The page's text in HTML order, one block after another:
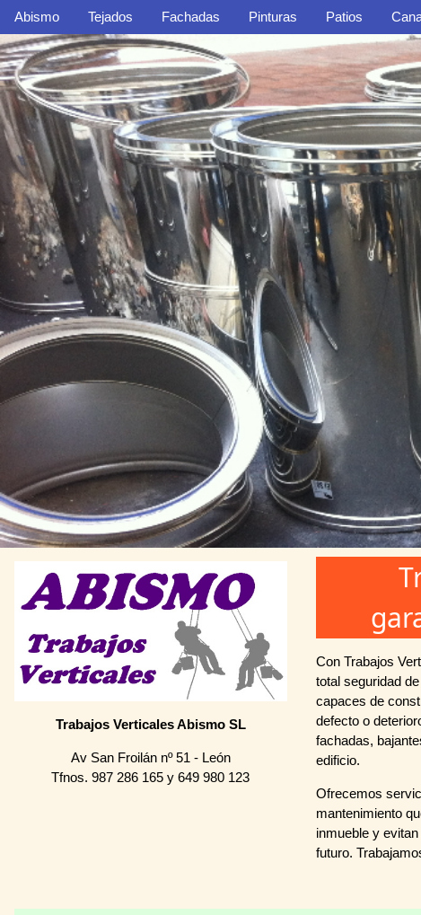
Abismo Tejados Fachadas Pinturas Patios
Trabajos Verticales Abismo SL
Av San Froilán nº 51 - León
Tfnos. 987 286 165 y 649 980 123
Con Trabajos
total seguridad
capaces de
defecto o
fachadas,
edificio.
Ofrecemos
mantenimiento
inmueble y
futuro.